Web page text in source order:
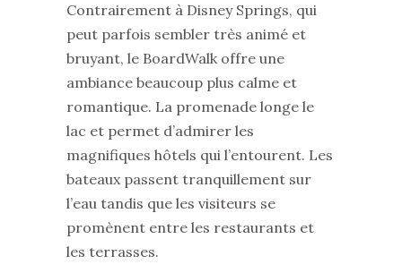
Contrairement à Disney Springs, qui
peut parfois sembler très animé et
bruyant, le BoardWalk offre une
ambiance beaucoup plus calme et
romantique. La promenade longe le
lac et permet d’admirer les
magnifiques hôtels qui l’entourent. Les
bateaux passent tranquillement sur
l’eau tandis que les visiteurs se
promènent entre les restaurants et
les terrasses.